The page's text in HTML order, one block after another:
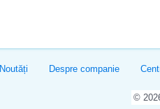
Noutăți Despre companie
©